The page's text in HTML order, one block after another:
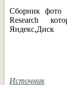
Сборник фото
Research
Яндекс,Диск
Источник